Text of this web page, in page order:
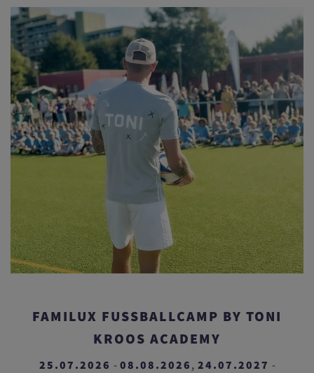
FAMILUX FUSSBALLCAMP BY TONI K
ROOS ACADEMY
25.07.2026 - 08.08.2026 , 24.07.2027 -